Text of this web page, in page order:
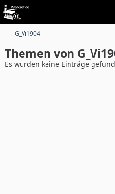
G_Vi1904
Themen von
Es wurden keine Einträge